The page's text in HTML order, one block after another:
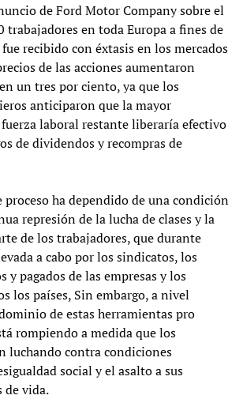
de Ford Motor Company sobre el
trabajadores en toda Europa a fines de
recibido con éxtasis en los mercados
de las acciones aumentaron
un tres por ciento, ya que los
anticiparon que la mayor
laboral restante liberaría efectivo
de dividendos y recompras de
proceso ha dependido de una condición
represión de la lucha de clases y la
de los trabajadores, que durante
a cabo por los sindicatos, los
y pagados de las empresas y los
los países, Sin embargo, a nivel
de estas herramientas pro
rompiendo a medida que los
luchando contra condiciones
social y el asalto a sus
de vida.